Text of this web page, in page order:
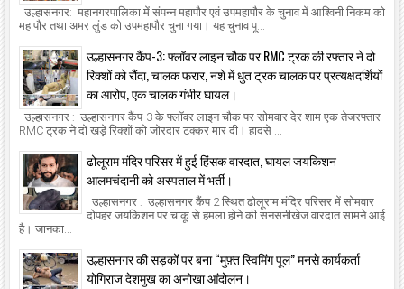
उल्हासनगर: महानगरपालिका में संपन्न महापौर एवं उपमहापौर के चुनाव में आश्विनी निकम को
महापौर तथा अमर लुंड को उपमहापौर चुना गया। यह चुनाव पू...
उल्हासनगर कैंप-3: फ्लॉवर लाइन चौक पर RMC ट्रक की रफ्तार ने दो
रिक्शों को रौंदा, चालक फरार, नशे में धुत ट्रक चालक पर प्रत्यक्षदर्शियों
का आरोप, एक चालक गंभीर घायल।
उल्हासनगर : उल्हासनगर कैंप-3 के फ्लॉवर लाइन चौक पर सोमवार देर शाम एक तेजरफ्तार
RMC ट्रक ने दो खड़े रिक्शों को जोरदार टक्कर मार दी। हादसे ...
ढोलूराम मंदिर परिसर में हुई हिंसक वारदात, घायल जयकिशन
आलमचंदानी को अस्पताल में भर्ती।
उल्हासनगर : उल्हासनगर कैंप 2 स्थित ढोलूराम मंदिर परिसर में सोमवार
दोपहर जयकिशन पर चाकू से हमला होने की सनसनीखेज वारदात सामने आई
है। जानका...
उल्हासनगर की सड़कों पर बना “मुफ़्त स्विमिंग पूल” मनसे कार्यकर्ता
योगिराज देशमुख का अनोखा आंदोलन।